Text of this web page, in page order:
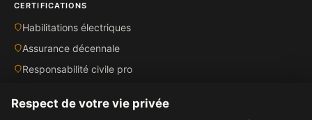
CERTIFICATIONS
Habilitations électriques
Assurance décennale
Responsabilité civile pro
Respect de votre vie privée